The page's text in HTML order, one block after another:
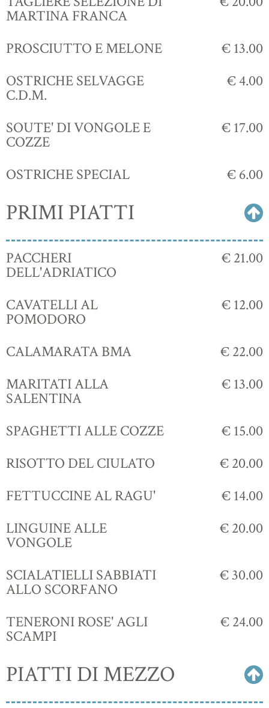
MARTINA FRANCA
PROSCIUTTO E MELONE
€ 13.00
OSTRICHE SELVAGGE
C.D.M.
€ 4.00
SOUTE' DI VONGOLE E
COZZE
€ 17.00
OSTRICHE SPECIAL € 6.00
PRIMI PIATTI
PACCHERI
DELL'ADRIATICO
€ 21.00
CAVATELLI AL
POMODORO
€ 12.00
CALAMARATA BMA
€ 22.00
MARITATI ALLA
SALENTINA
€ 13.00
SPAGHETTI ALLE COZZE
€ 15.00
RISOTTO DEL CIULATO
€ 20.00
FETTUCCINE AL RAGU'
€ 14.00
LINGUINE ALLE
VONGOLE
€ 20.00
SCIALATIELLI SABBIATI
ALLO SCORFANO
€ 30.00
TENERONI ROSE' AGLI
SCAMPI
€ 24.00
PIATTI DI MEZZO